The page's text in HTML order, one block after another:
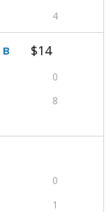
4
$14
0
8
0
1